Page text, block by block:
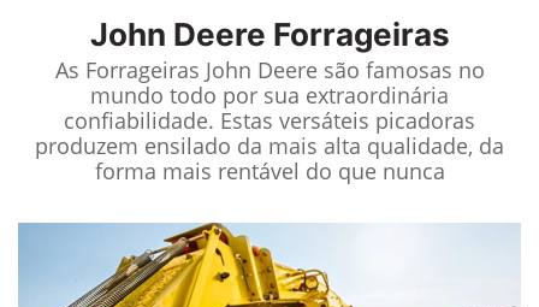
John Deere Forrageiras
As Forrageiras John Deere são famosas no
mundo todo por sua extraordinária
confiabilidade. Estas versáteis picadoras
produzem ensilado da mais alta qualidade, da
forma mais rentável do que nunca